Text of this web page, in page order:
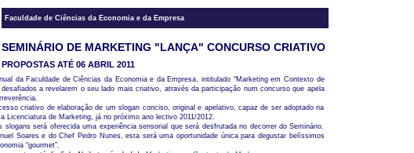
Faculdade de Ciências da Economia e da Empresa
SEMINÁRIO DE MARKETING "LANÇA" CONCURSO CRIATIVO
PROPOSTAS ATÉ 06 ABRIL 2011
da Faculdade de Ciências da Economia e da Empresa, intitulado “Marketing em Contexto de
a revelarem o seu lado mais criativo, através da participação num concurso que apela
criativo de elaboração de um slogan conciso, original e apelativo, capaz de ser adoptado na
Licenciatura de Marketing, já no próximo ano lectivo 2011/2012.
slogans será oferecida uma experiência sensorial que será desfrutada no decorrer do Seminário.
Soares e do Chef Pedro Nunes, esta será uma oportunidade única para degustar belíssimos
“gourmet”.